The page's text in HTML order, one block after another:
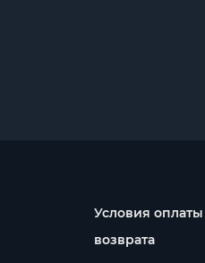
Условия
возврата